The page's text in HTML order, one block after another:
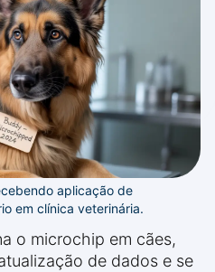
aplicação de
em clínica veterinária.
o microchip em cães,
de dados e se